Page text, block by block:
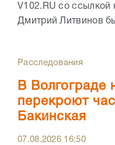
V102.RU со ссылкой
Дмитрий Литвинов
Расследования
В Волгограде
перекроют
Бакинская
07.08.2026 16:50